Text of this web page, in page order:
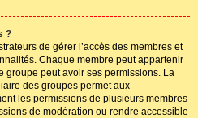
?
de gérer l’accès des membres et
Chaque membre peut appartenir
groupe peut avoir ses permissions. La
des groupes permet aux
les permissions de plusieurs membres
de modération ou rendre accessible